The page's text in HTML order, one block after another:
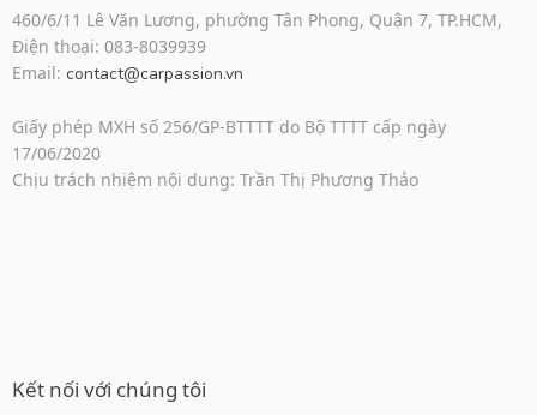
460/6/11 Lê Văn Lương, phường Tân Phong, Quận 7, TP.HCM,
Điện thoại: 083-8039939
Email: contact@carpassion.vn
Giấy phép MXH số 256/GP-BTTTT do Bộ TTTT cấp ngày
17/06/2020
Chịu trách nhiệm nội dung: Trần Thị Phương Thảo
Kết nối với chúng tôi